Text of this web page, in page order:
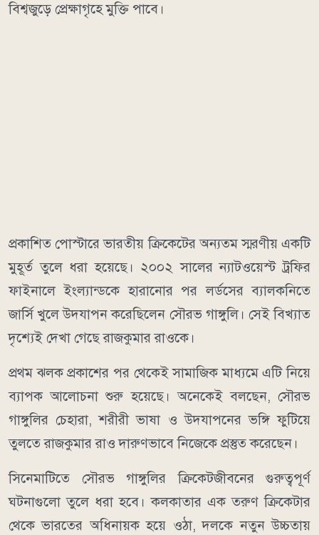
বিশ্বজুড়ে প্রেক্ষাগৃহে মুক্তি পাবে।
প্রকাশিত পোস্টারে ভারতীয় ক্রিকেটের অন্যতম স্মরণীয় একটি
মুহূর্ত তুলে ধরা হয়েছে। ২০০২ সালের ন্যাটওয়েস্ট ট্রফির
ফাইনালে ইংল্যান্ডকে হারানোর পর লর্ডসের ব্যালকনিতে
জার্সি খুলে উদযাপন করেছিলেন সৌরভ গাঙ্গুলি। সেই বিখ্যাত
দৃশ্যেই দেখা গেছে রাজকুমার রাওকে।
প্রথম ঝলক প্রকাশের পর থেকেই সামাজিক মাধ্যমে এটি নিয়ে
ব্যাপক আলোচনা শুরু হয়েছে। অনেকেই বলছেন, সৌরভ
গাঙ্গুলির চেহারা, শরীরী ভাষা ও উদযাপনের ভঙ্গি ফুটিয়ে
তুলতে রাজকুমার রাও দারুণভাবে নিজেকে প্রস্তুত করেছেন।
সিনেমাটিতে সৌরভ গাঙ্গুলির ক্রিকেটজীবনের গুরুত্বপূর্ণ
ঘটনাগুলো তুলে ধরা হবে। কলকাতার এক তরুণ ক্রিকেটার
থেকে ভারতের অধিনায়ক হয়ে ওঠা, দলকে নতুন উচ্চতায়